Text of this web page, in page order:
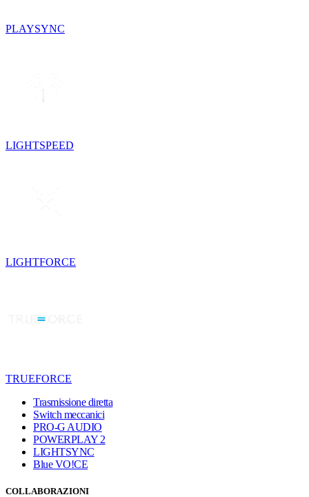
PLAYSYNC
LIGHTSPEED
LIGHTFORCE
TRUEFORCE
Trasmissione diretta
Switch meccanici
PRO-G AUDIO
POWERPLAY 2
LIGHTSYNC
Blue VO!CE
COLLABORAZIONI